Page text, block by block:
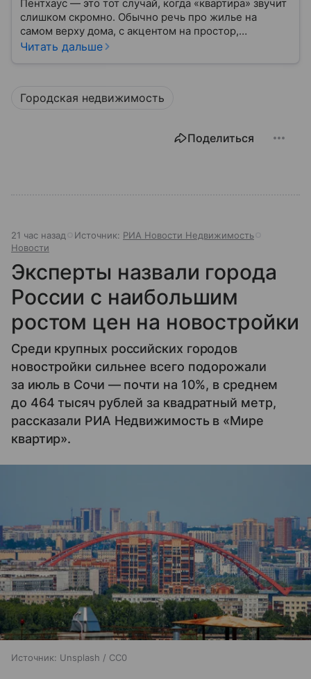
Пентхаус — это тот случай, когда «квартира» звучит
слишком скромно. Обычно речь про жилье на
самом верху дома, с акцентом на простор,
приватность и виды.
Читать дальше
Городская недвижимость
Поделиться
21 час назад Источник: РИА Новости Недвижимость
Новости
Эксперты назвали города
России с наибольшим
ростом цен на новостройки
Среди крупных российских городов
новостройки сильнее всего подорожали
за июль в Сочи — почти на 10%, в среднем
до 464 тысяч рублей за квадратный метр,
рассказали РИА Недвижимость в «Мире
квартир».
Источник: Unsplash / CC0